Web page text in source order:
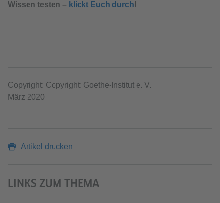
Wissen testen – klickt Euch durch!
Copyright: Copyright: Goethe-Institut e. V.
März 2020
Artikel drucken
LINKS ZUM THEMA